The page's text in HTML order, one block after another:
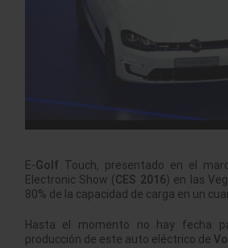
E-Golf Touch, presentado en el
Electronic Show (CES 2016) en las
80% de la capacidad de carga en un
Hasta el momento no hay fecha
producción de este auto eléctrico de